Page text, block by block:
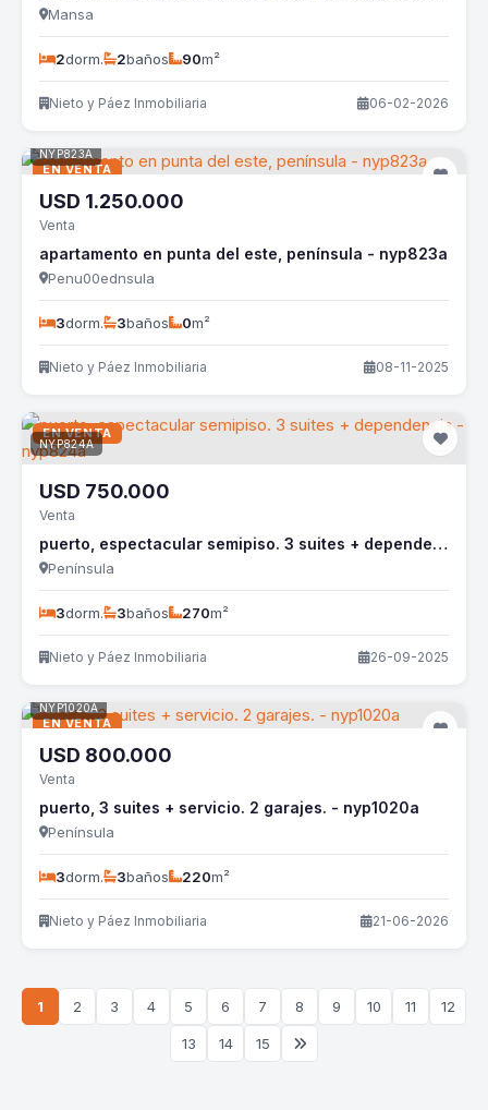
Mansa
2dorm. 2baños 90m²
Nieto y Páez Inmobiliaria 06-02-2026
EN VENTA
NYP823A
USD 1.250.000
Venta
apartamento en punta del este, península - nyp823a
Penu00ednsula
3dorm. 3baños 0m²
Nieto y Páez Inmobiliaria 08-11-2025
EN VENTA
NYP824A
USD 750.000
Venta
puerto, espectacular semipiso. 3 suites + dependencia - nyp824a
Península
3dorm. 3baños 270m²
Nieto y Páez Inmobiliaria 26-09-2025
EN VENTA
NYP1020A
USD 800.000
Venta
puerto, 3 suites + servicio. 2 garajes. - nyp1020a
Península
3dorm. 3baños 220m²
Nieto y Páez Inmobiliaria 21-06-2026
1 2 3 4 5 6 7 8 9 10 11 12
13 14 15